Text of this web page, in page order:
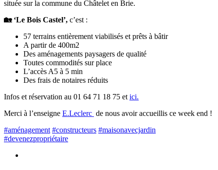
située sur la commune du Châtelet en Brie.
🏡 ‘Le Bois Castel’, c’est :
57 terrains entièrement viabilisés et prêts à bâtir
A partir de 400m2
Des aménagements paysagers de qualité
Toutes commodités sur place
L’accès A5 à 5 min
Des frais de notaires réduits
Infos et réservation au 01 64 71 18 75 et ici.
Merci à l’enseigne E.Leclerc de nous avoir accueillis ce week end !
#aménagement #constructeurs #maisonavecjardin
#devenezpropriétaire